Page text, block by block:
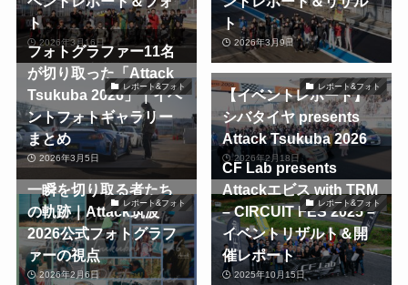
ト
2026年3月16日
ト
2026年3月9日
レポート&フォト
フォトグラファー11名
が切り取った「Attack
Tsukuba 2026」｜イベ
ントフォトギャラリー
まとめ
2026年3月5日
レポート&フォト
【イベントレポート】
シバタイヤ presents
Attack Tsukuba 2026
2026年2月18日
レポート&フォト
一瞬を切り取る者たち
の軌跡｜Attack筑波
2026公式フォトグラフ
ァーの視点
2026年2月6日
レポート&フォト
CF Lab presents
Attackエビス with TRM
– CIRCUIT FES 2025 –
イベントリザルト＆開
催レポート
2025年10月15日